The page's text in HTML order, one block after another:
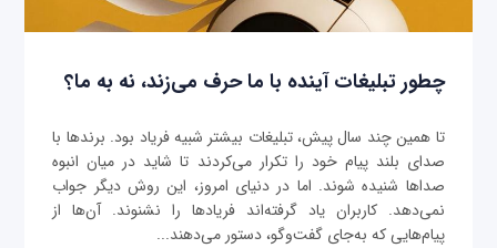
چطور تبلیغات آینده با ما حرف می‌زند، نه به ما؟
تا همین چند سال پیش، تبلیغات بیشتر شبیه فریاد بود. برندها با
صدای بلند پیام خود را تکرار می‌کردند تا شاید در میان انبوه
صداها شنیده شوند. اما در دنیای امروز، این روش دیگر جواب
نمی‌دهد. کاربران یاد گرفته‌اند فریادها را نشنوند. آن‌ها از
پیام‌هایی که به‌جای گفت‌وگو، دستور می‌دهند...